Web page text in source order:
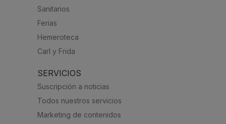
Sanitarios
Ferias
Hemeroteca
Carl y Frida
SERVICIOS
Suscripción a noticias
Todos nuestros servicios
Marketing de contenidos